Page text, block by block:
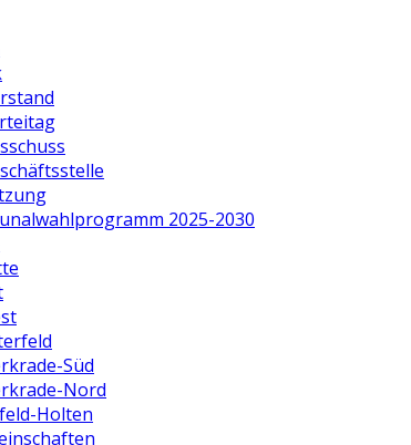
2025-2030
Süd
Nord
Holten